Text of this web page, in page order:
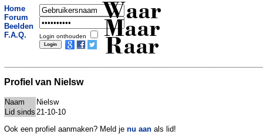
Home
Forum
Beelden
F.A.Q.
Login onthouden
Waar
Maar
Raar
Profiel van Nielsw
Naam
Nielsw
Lid sinds 21-10-10
Ook een profiel aanmaken? Meld je nu aan als lid!